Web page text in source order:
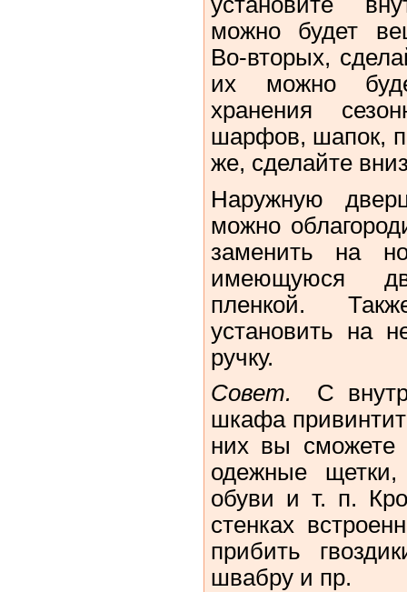
можно будет
Во‑вторых,
их можно
хранения
шарфов, шапок,
же, сделайте
Наружную
можно
заменить на
имеющуюся
пленкой.
установить на
ручку.
Совет.
С
шкафа
них вы сможете
одежные
обуви и т. п.
стенках
прибить
швабру и пр.